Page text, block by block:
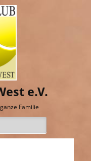
e.V.
Familie